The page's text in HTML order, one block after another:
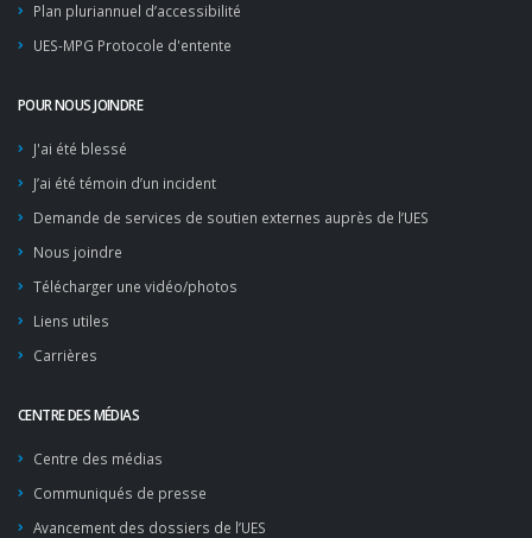
Plan pluriannuel d’accessibilité
UES-MPG Protocole d'entente
POUR NOUS JOINDRE
J'ai été blessé
J’ai été témoin d’un incident
Demande de services de soutien externes auprès de l’UES
Nous joindre
Télécharger une vidéo/photos
Liens utiles
Carrières
CENTRE DES MÉDIAS
Centre des médias
Communiqués de presse
Avancement des dossiers de l’UES